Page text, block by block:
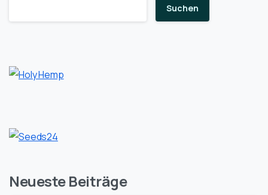
Suchen
Neueste Beiträge